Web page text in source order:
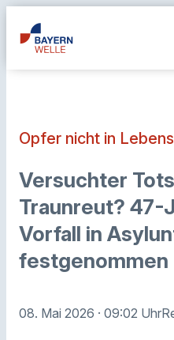
Opfer nicht in
Versuchter
Traunreut? 47-
Vorfall in
festgenommen
08. Mai 2026 · 09:02 Uhr